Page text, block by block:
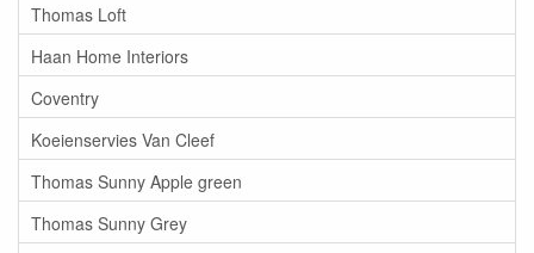
Thomas Loft
Haan Home Interiors
Coventry
Koeienservies Van Cleef
Thomas Sunny Apple green
Thomas Sunny Grey